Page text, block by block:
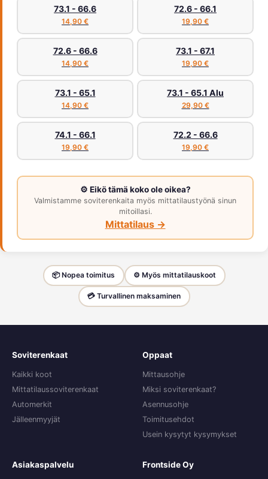
73.1 - 66.6
14,90 €
72.6 - 66.1
19,90 €
72.6 - 66.6
14,90 €
73.1 - 67.1
19,90 €
73.1 - 65.1
14,90 €
73.1 - 65.1 Alu
29,90 €
74.1 - 66.1
19,90 €
72.2 - 66.6
19,90 €
⚙️ Eikö tämä koko ole oikea?
Valmistamme soviterenkaita myös mittatilaustyönä sinun
mitoillasi.
Mittatilaus →
📦 Nopea toimitus ⚙️ Myös mittatilauskoot
💳 Turvallinen maksaminen
Soviterenkaat
Kaikki koot
Mittatilaussoviterenkaat
Automerkit
Jälleenmyyjät
Oppaat
Mittausohje
Miksi soviterenkaat?
Asennusohje
Toimitusehdot
Usein kysytyt kysymykset
Asiakaspalvelu Frontside Oy